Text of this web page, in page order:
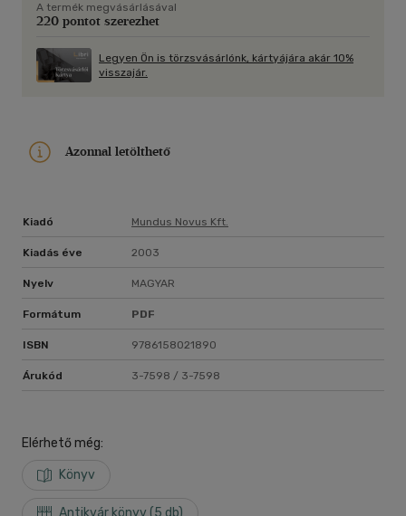
A termék megvásárlásával
220 pontot szerezhet
Legyen Ön is törzsvásárlónk, kártyájára akár 10%
visszajár.
Azonnal letölthető
Kiadó Mundus Novus Kft.
Kiadás éve 2003
Nyelv MAGYAR
Formátum PDF
ISBN 9786158021890
Árukód 3-7598 / 3-7598
Elérhető még:
Könyv